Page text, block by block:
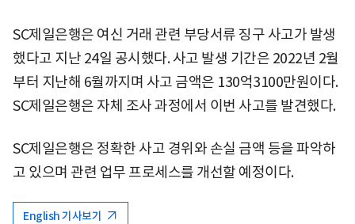
SC제일은행은 여신 거래 관련 부당서류 징구 사고가 발생
했다고 지난 24일 공시했다. 사고 발생 기간은 2022년 2월
부터 지난해 6월까지며 사고 금액은 130억3100만원이다.
SC제일은행은 자체 조사 과정에서 이번 사고를 발견했다.
SC제일은행은 정확한 사고 경위와 손실 금액 등을 파악하
고 있으며 관련 업무 프로세스를 개선할 예정이다.
English 기사보기